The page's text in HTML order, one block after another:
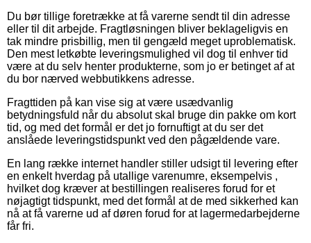
Du bør tillige foretrække at få varerne sendt til din adresse
eller til dit arbejde. Fragtløsningen bliver beklageligvis en
tak mindre prisbillig, men til gengæld meget uproblematisk.
Den mest letkøbte leveringsmulighed vil dog til enhver tid
være at du selv henter produkterne, som jo er betinget af at
du bor nærved webbutikkens adresse.
Fragttiden på kan vise sig at være usædvanlig
betydningsfuld når du absolut skal bruge din pakke om kort
tid, og med det formål er det jo fornuftigt at du ser det
anslåede leveringstidspunkt ved den pågældende vare.
En lang række internet handler stiller udsigt til levering efter
en enkelt hverdag på utallige varenumre, eksempelvis ,
hvilket dog kræver at bestillingen realiseres forud for et
nøjagtigt tidspunkt, med det formål at de med sikkerhed kan
nå at få varerne ud af døren forud for at lagermedarbejderne
får fri.